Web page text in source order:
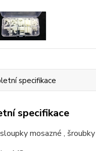
specifikace
specifikace
mosazné ,